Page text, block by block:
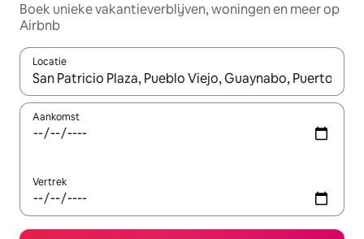
Boek unieke vakantieverblijven, woningen en meer op
Airbnb
Locatie
Wanneer er resultaten beschikbaar zijn, maak je een keuze
Aankomst
Vertrek